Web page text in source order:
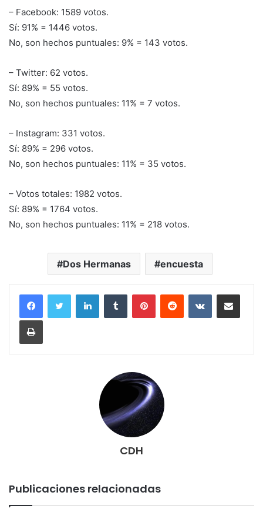
– Facebook: 1589 votos.
Sí: 91% = 1446 votos.
No, son hechos puntuales: 9% = 143 votos.
– Twitter: 62 votos.
Sí: 89% = 55 votos.
No, son hechos puntuales: 11% = 7 votos.
– Instagram: 331 votos.
Sí: 89% = 296 votos.
No, son hechos puntuales: 11% = 35 votos.
– Votos totales: 1982 votos.
Sí: 89% = 1764 votos.
No, son hechos puntuales: 11% = 218 votos.
Dos Hermanas encuesta
CDH
Publicaciones relacionadas